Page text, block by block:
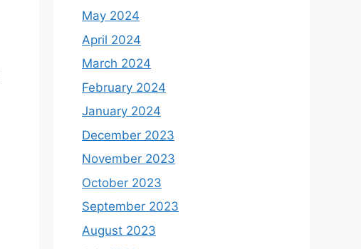
May 2024
April 2024
March 2024
February 2024
January 2024
December 2023
November 2023
October 2023
September 2023
August 2023